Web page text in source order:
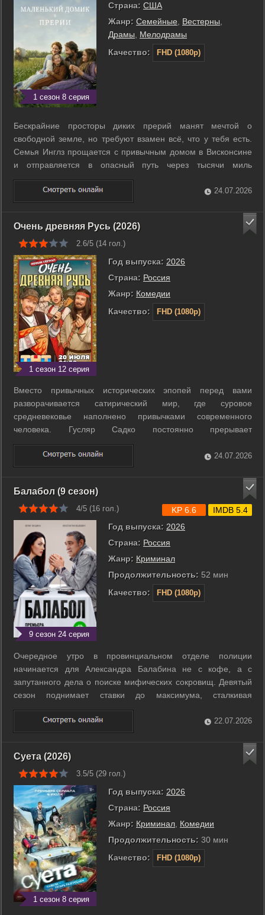
1 сезон 8 серия
Страна: США
Жанр: Семейные Вестерны
Драмы
Мелодрамы
Качество:
FHD (1080p)
Бескрайние просторы диких прерий манят мечтой о
свободной земле, но требуют взамен всё, что у тебя есть.
Семья Инглз прощается с привычным домом в Висконсине
и отправляется в опасный путь через тысячи миль
американского фронтира. Чарльз Инглз везет жену и
дочерей в хрупком крытом фургоне, где каждый шаг
становится проверкой на прочность. По ...
24.07.2026
Очень древняя Русь (2026)
2.6/5 (14 гол.)
1 сезон 12 серия
Год выпуска: 2026
Страна: Россия
Жанр: Комедии
Качество:
FHD (1080p)
Вместо привычных исторических эпопей перед вами
разворачивается сатирический мир, где суровое
средневековье наполнено привычками современного
человека. Гусляр Садко постоянно прерывает
повествование, чтобы с иронией прокомментировать
нелепые будни жителей российской глубинки тринадцатого
века. Здесь почтовые голуби доставляют товары, а в
24.07.2026
Балабол (9 сезон)
4/5 (16 гол.)
9 сезон 24 серия
Год выпуска: 2026
Страна: Россия
Жанр: Криминал
Продолжительность: 52 мин
Качество:
FHD (1080p)
KP 6.6 IMDB 5.4
Очередное утро в провинциальном отделе полиции
начинается для Александра Балабина не с кофе, а с
запутанного дела о поиске мифических сокровищ. Девятый
сезон поднимает ставки до максимума, сталкивая
оперативника с наркотрафиком, дерзкими похищениями и
масштабными заговорами. Одинокий волк привык
полагаться только на свои силы, но теперь ему ...
22.07.2026
Суета (2026)
3.5/5 (29 гол.)
1 сезон 8 серия
Год выпуска: 2026
Страна: Россия
Жанр: Криминал, Комедии
Продолжительность: 30 мин
Качество:
FHD (1080p)